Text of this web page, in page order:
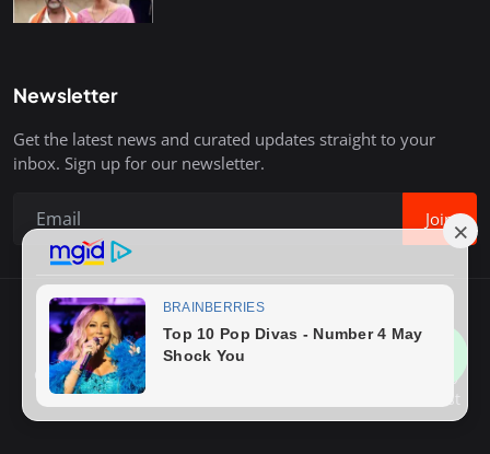
Newsletter
Get the latest news and curated updates straight to your
inbox. Sign up for our newsletter.
Join
Copyright © 2020-26 Surag Bureau. All Rights Reserved.
Contact
Terms & Conditions
Privacy Policy
How to Write Post